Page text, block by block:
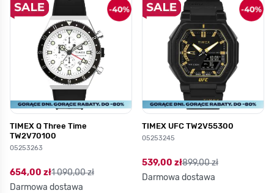
TIMEX Q Three Time
TW2V70100
05253263
654,00 zł1 090,00 zł
Darmowa dostawa
TIMEX UFC TW2V55300
05253245
539,00 zł899,00 zł
Darmowa dostawa